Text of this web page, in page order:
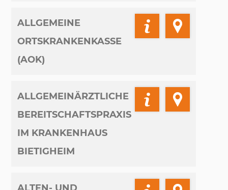
ALLGEMEINE
ORTSKRANKENKASSE
(AOK)
ALLGEMEINÄRZTLICHE
BEREITSCHAFTSPRAXIS
IM KRANKENHAUS
BIETIGHEIM